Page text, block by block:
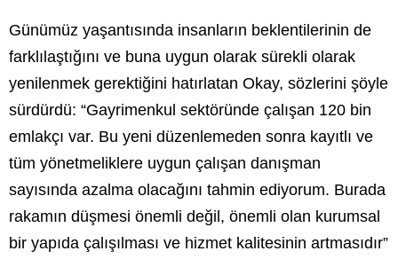
Günümüz yaşantısında insanların beklentilerinin de
farklılaştığını ve buna uygun olarak sürekli olarak
yenilenmek gerektiğini hatırlatan Okay, sözlerini şöyle
sürdürdü: “Gayrimenkul sektöründe çalışan 120 bin
emlakçı var. Bu yeni düzenlemeden sonra kayıtlı ve
tüm yönetmeliklere uygun çalışan danışman
sayısında azalma olacağını tahmin ediyorum. Burada
rakamın düşmesi önemli değil, önemli olan kurumsal
bir yapıda çalışılması ve hizmet kalitesinin artmasıdır”